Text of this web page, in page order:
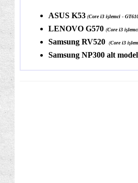
ASUS K53 (Core i3 işlemci -
LENOVO G570 (Core i3
Samsung RV520 (Core i3
Samsung NP300 alt